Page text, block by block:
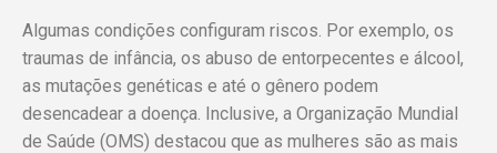
Algumas condições configuram riscos. Por exemplo, os
traumas de infância, os abuso de entorpecentes e álcool,
as mutações genéticas e até o gênero podem
desencadear a doença. Inclusive, a Organização Mundial
de Saúde (OMS) destacou que as mulheres são as mais